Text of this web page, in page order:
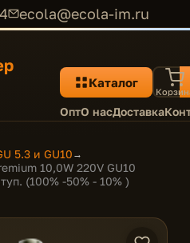
ecola@ecola-im.ru
Каталог
ОптО насДоставка
5.3 и GU10 →
10,0W 220V GU10
(100% -50% - 10% )